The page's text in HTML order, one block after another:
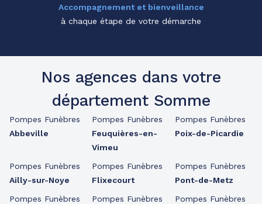
Accompagnement et bienveillance
à chaque étape de votre démarche
Nos agences dans votre
département Somme
Pompes Funèbres
Abbeville
Pompes Funèbres
Ailly-sur-Noye
Pompes Funèbres
Pompes Funèbres
Feuquières-en-
Vimeu
Pompes Funèbres
Flixecourt
Pompes Funèbres
Pompes Funèbres
Poix-de-Picardie
Pompes Funèbres
Pont-de-Metz
Pompes Funèbres